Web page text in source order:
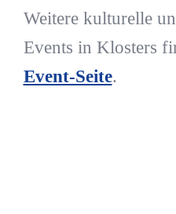
Weitere kulturelle
Events in Klosters
Event-Seite.